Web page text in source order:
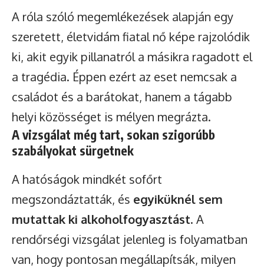
A róla szóló megemlékezések alapján egy
szeretett, életvidám fiatal nő képe rajzolódik
ki, akit egyik pillanatról a másikra ragadott el
a tragédia. Éppen ezért az eset nemcsak a
családot és a barátokat, hanem a tágabb
helyi közösséget is mélyen megrázta.
A vizsgálat még tart, sokan szigorúbb
szabályokat sürgetnek
A hatóságok mindkét sofőrt
megszondáztatták, és egyiküknél sem
mutattak ki alkoholfogyasztást. A
rendőrségi vizsgálat jelenleg is folyamatban
van, hogy pontosan megállapítsák, milyen